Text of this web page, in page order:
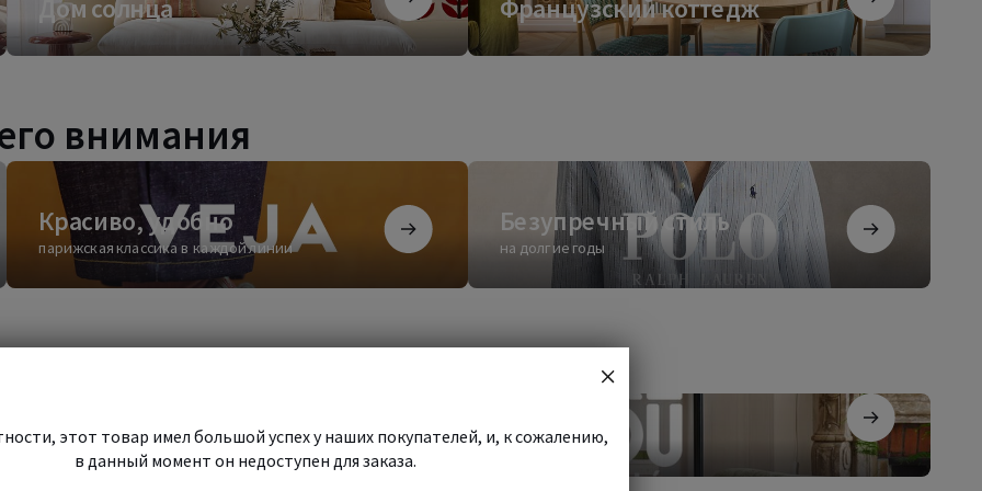
Дом солнца
солнца
Французский коттедж
коттедж
внимания
Красиво, удобно
парижская классика в каждой линии
Красиво,
Безупречный стиль
на долгие годы
Безупречный
Начать шопинг
шопинг
этот товар имел большой успех у наших покупателей, и, к сожалению,
в данный момент он недоступен для заказа.